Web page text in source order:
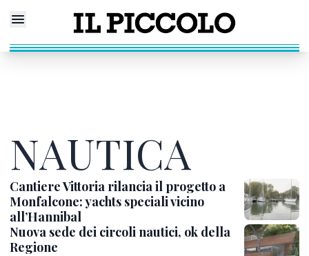
NAUTICA
Cantiere Vittoria rilancia il progetto a
Monfalcone: yachts speciali vicino
all’Hannibal
Nuova sede dei circoli nautici, ok della
Regione